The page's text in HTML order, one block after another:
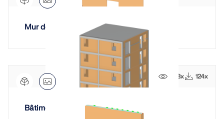
Mur de façade en maçonnerie
743x 124x
Bâtiment en maçonnerie